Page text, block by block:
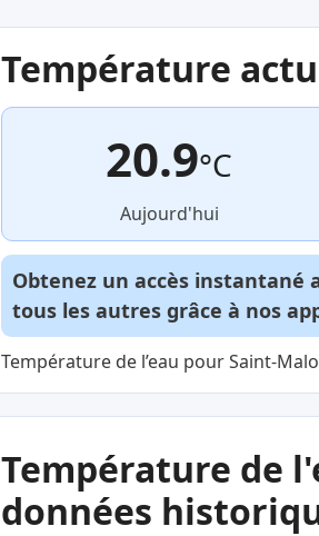
Température
20.9°C
Aujourd'hui
Obtenez un accès
tous les autres grâce à nos
Température de l’eau pour Saint-
Température de
données